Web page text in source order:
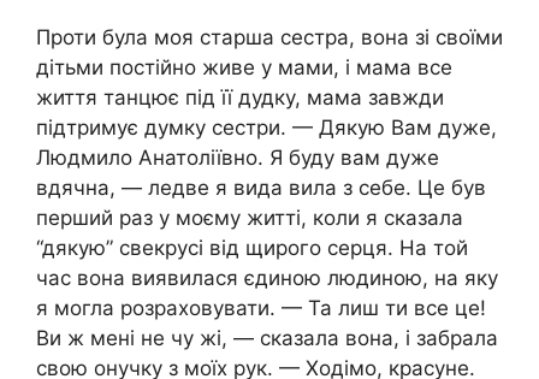
Проти була моя старша сестра, вона зі своїми
дітьми постійно живе у мами, і мама все
життя танцює під її дудку, мама завжди
підтримує думку сестри. — Дякую Вам дуже,
Людмило Анатоліївно. Я буду вам дуже
вдячна, — ледве я вида вила з себе. Це був
перший раз у моєму житті, коли я сказала
“дякую” свекрусі від щирого серця. На той
час вона виявилася єдиною людиною, на яку
я могла розраховувати. — Та лиш ти все це!
Ви ж мені не чу жі, — сказала вона, і забрала
свою онучку з моїх рук. — Ходімо, красуне.